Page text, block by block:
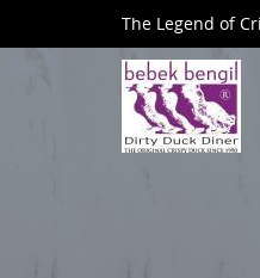
The Legend of